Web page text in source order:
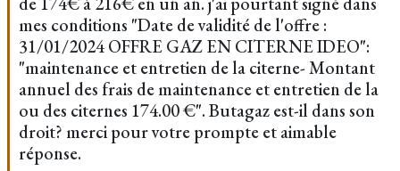
mes conditions "Date de validité de l'offre :
31/01/2024 OFFRE GAZ EN CITERNE IDEO":
"maintenance et entretien de la citerne- Montant
annuel des frais de maintenance et entretien de la
ou des citernes 174.00 €". Butagaz est-il dans son
droit? merci pour votre prompte et aimable
réponse.